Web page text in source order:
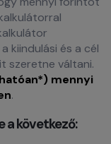
kiindulási és a cél
szeretne váltani.
mennyi
.
a következő: